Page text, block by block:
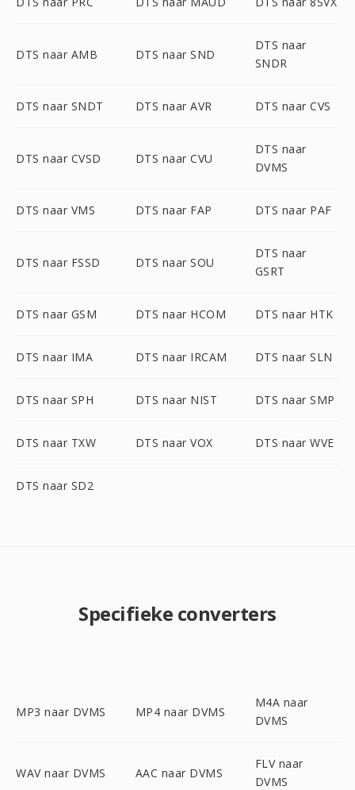
DTS naar AMB DTS naar SND
DTS naar
SNDR
DTS naar SNDT DTS naar AVR DTS naar CVS
DTS naar CVSD DTS naar CVU
DTS naar
DVMS
DTS naar VMS DTS naar FAP DTS naar PAF
DTS naar FSSD DTS naar SOU
DTS naar
GSRT
DTS naar GSM DTS naar HCOM DTS naar HTK
DTS naar IMA DTS naar IRCAM DTS naar SLN
DTS naar SPH DTS naar NIST DTS naar SMP
DTS naar TXW DTS naar VOX DTS naar WVE
DTS naar SD2
Specifieke converters
MP3 naar DVMS MP4 naar DVMS
M4A naar
DVMS
WAV naar DVMS AAC naar DVMS
FLV naar
DVMS